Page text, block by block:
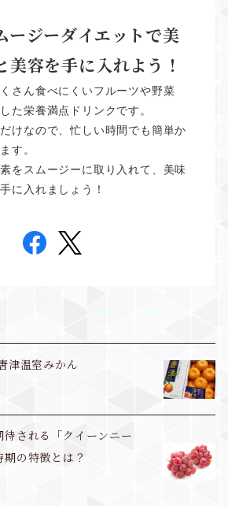
ージーダイエットで美
美容を手に入れよう！
さん食べにくいフルーツや野菜
た栄養満点ドリンクです。
けなので、忙しい時間でも簡単か
す。
をスムージーに取り入れて、美味
に入れましょう！
津温室みかん
される「クイーンニー
の特徴とは？